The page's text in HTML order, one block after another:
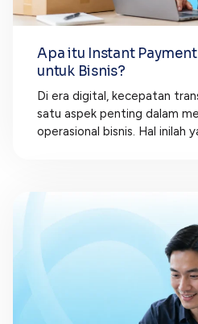
Apa itu Instant
untuk Bisnis?
Di era digital, kecepatan
satu aspek penting dalam
operasional bisnis. Hal inilah